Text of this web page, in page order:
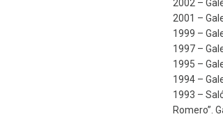
2002 –
2001 –
1999 –
1997 –
1995 –
1994 –
1993 –
Romero”.